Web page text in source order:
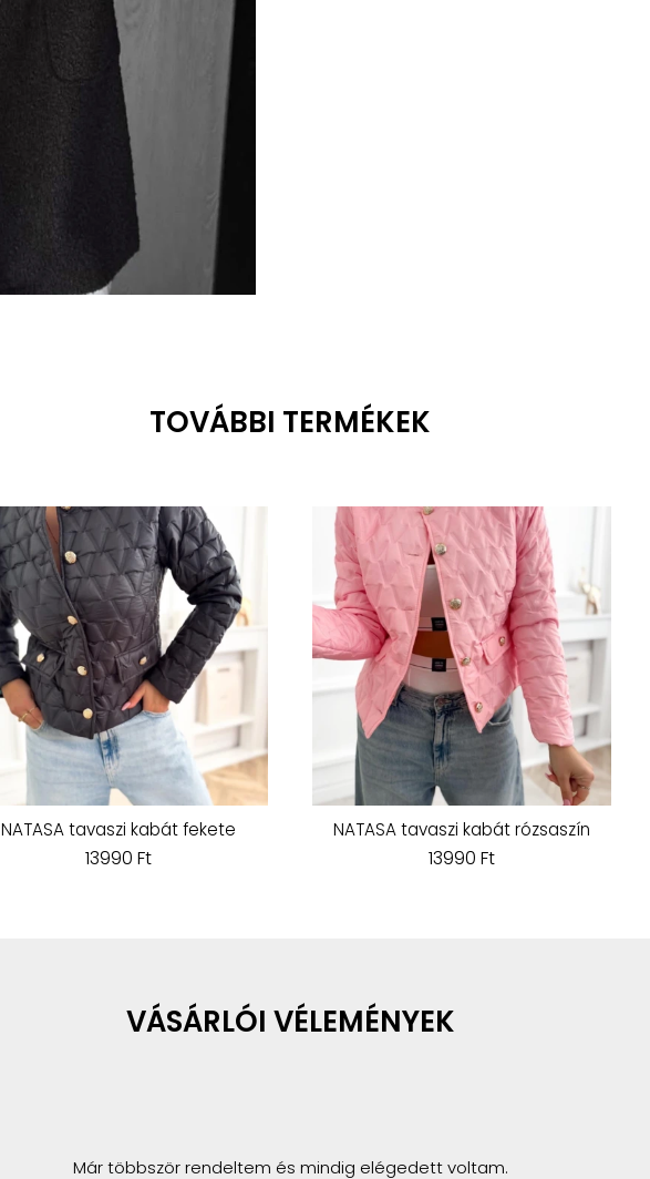
TOVÁBBI TERMÉKEK
NATASA tavaszi kabát fekete
13990 Ft
NATASA tavaszi kabát rózsaszín
13990 Ft
VÁSÁRLÓI VÉLEMÉNYEK
Már többször rendeltem és mindig elégedett voltam.